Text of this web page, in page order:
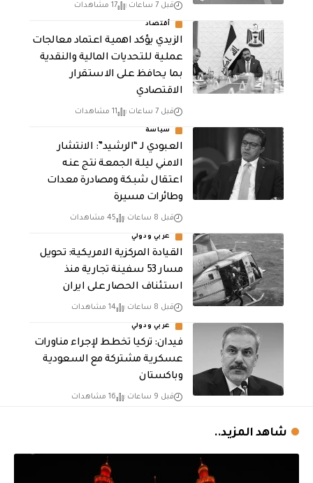
قبل 7 ساعات 17 مشاهدات
أقتصاد
الزيدي يؤكد اهمية اعتماد معالجات
عملية للتحديات المالية والنقدية
بما يحافظ على الاستقرار
الاقتصادي
قبل 7 ساعات 11 مشاهدات
سياسة
العبودي لـ “الرشيد”: الانتشار
الامني ليلة الجمعة نتج عنه
اعتقال شبكة ومصادرة معدات
وطائرات مسيرة
قبل 8 ساعات 45 مشاهدات
عربي ودولي
القيادة المركزية الامريكية: تحويل
مسار 53 سفينة تجارية منذ
استئناف الحصار على ايران
قبل 8 ساعات 14 مشاهدات
عربي ودولي
فيدان: تركيا تخطط لإجراء مناورات
عسكرية مشتركة مع السعودية
وباكستان
قبل 9 ساعات 16 مشاهدات
شاهد المزيد..